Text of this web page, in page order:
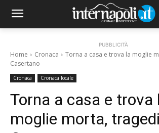
PUBBLICITÀ
Home Cronaca
Torna a casa e trova la moglie
Casertano
Cronaca Cronaca locale
Torna a casa e trova
moglie morta,